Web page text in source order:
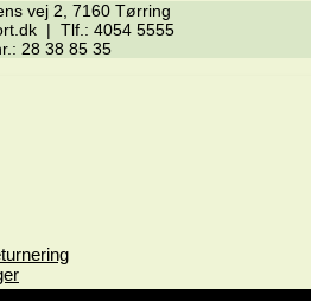
vej 2, 7160 Tørring
| Tlf.: 4054 5555
28 38 85 35